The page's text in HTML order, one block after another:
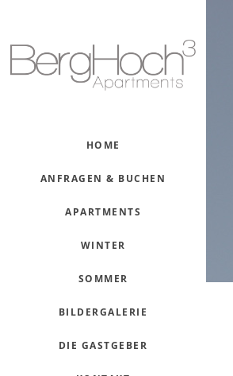
HOME
ANFRAGEN & BUCHEN
APARTMENTS
WINTER
SOMMER
BILDERGALERIE
DIE GASTGEBER